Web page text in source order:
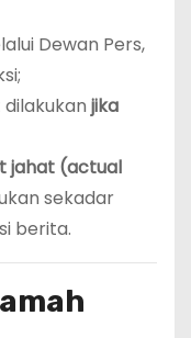
Dewan Pers,
jika
jahat (actual
sekadar
berita.